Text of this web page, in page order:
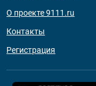
О проекте 9111.ru
Контакты
Регистрация